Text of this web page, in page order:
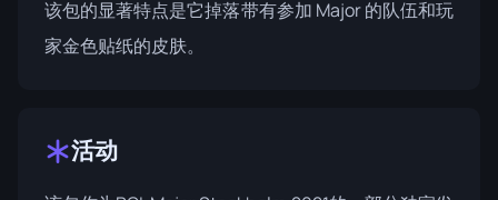
该包的显著特点是它掉落带有参加 Major 的队伍和玩
家金色贴纸的皮肤。
活动